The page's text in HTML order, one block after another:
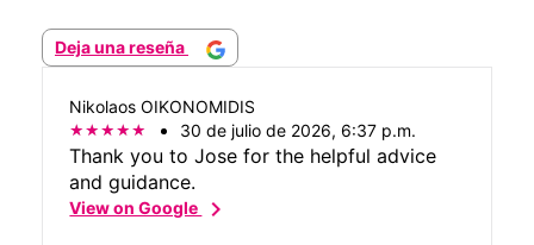
Deja una reseña
Nikolaos OIKONOMIDIS
30 de julio de 2026, 6:37 p.m.
Thank you to Jose for the helpful advice
and guidance.
View on Googlechevron_right